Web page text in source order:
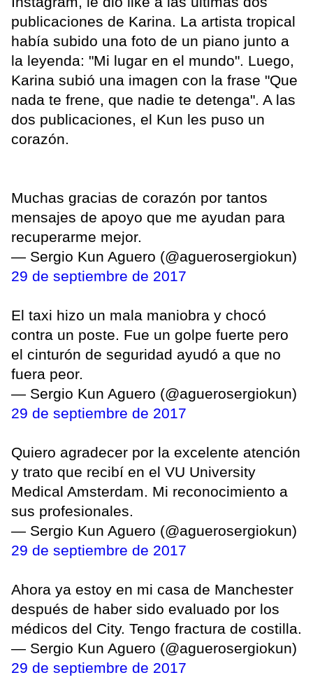
publicaciones de Karina. La artista tropical
había subido una foto de un piano junto a
la leyenda: "Mi lugar en el mundo". Luego,
Karina subió una imagen con la frase "Que
nada te frene, que nadie te detenga". A las
dos publicaciones, el Kun les puso un
corazón.
Muchas gracias de corazón por tantos
mensajes de apoyo que me ayudan para
recuperarme mejor.
— Sergio Kun Aguero (@aguerosergiokun)
29 de septiembre de 2017
El taxi hizo un mala maniobra y chocó
contra un poste. Fue un golpe fuerte pero
el cinturón de seguridad ayudó a que no
fuera peor.
— Sergio Kun Aguero (@aguerosergiokun)
29 de septiembre de 2017
Quiero agradecer por la excelente atención
y trato que recibí en el VU University
Medical Amsterdam. Mi reconocimiento a
sus profesionales.
— Sergio Kun Aguero (@aguerosergiokun)
29 de septiembre de 2017
Ahora ya estoy en mi casa de Manchester
después de haber sido evaluado por los
médicos del City. Tengo fractura de costilla.
— Sergio Kun Aguero (@aguerosergiokun)
29 de septiembre de 2017